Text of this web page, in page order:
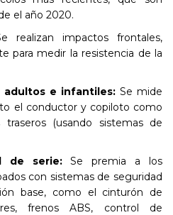
el año 2020.
realizan impactos frontales,
para medir la resistencia de la
adultos e infantiles: Se mide
el conductor y copiloto como
(usando sistemas de
de serie:Se premia a los
con sistemas de seguridad
base, como el cinturón de
frenos ABS, control de